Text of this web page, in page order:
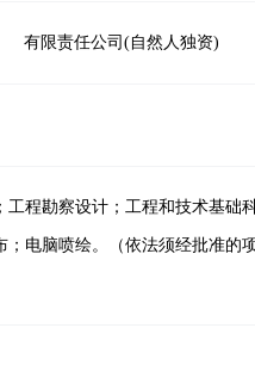
有限责任公司(自然人独资)
程勘察设计；工程和技术基础
电脑喷绘。（依法须经批准的